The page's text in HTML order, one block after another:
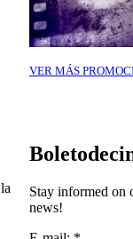
VER MÁS
Stay informed on
news!